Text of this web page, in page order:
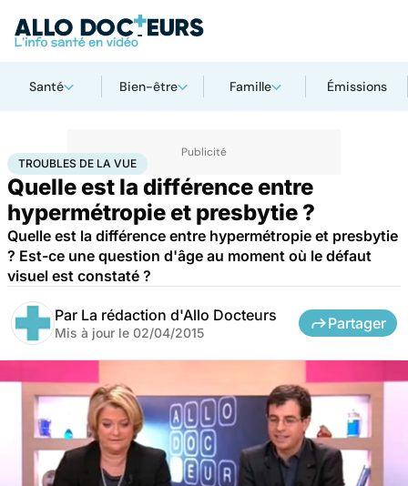
Santé Bien-être Famille Émissions
AccueilSantéTroubles de la vue
TROUBLES DE LA VUE
Quelle est la différence entre
hypermétropie et presbytie ?
Quelle est la différence entre hypermétropie et presbytie
? Est-ce une question d'âge au moment où le défaut
visuel est constaté ?
Par La rédaction d'Allo Docteurs
Mis à jour le 02/04/2015
Partager